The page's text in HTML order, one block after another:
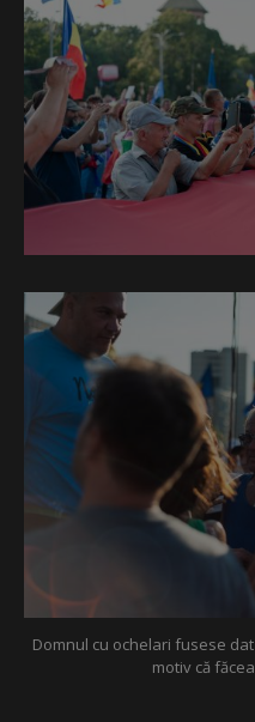
Domnul cu ochelari fusese
motiv că